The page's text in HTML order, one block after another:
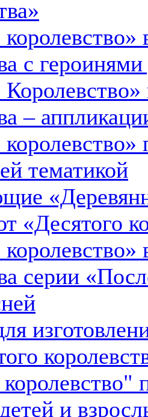
с
–
тематикой
«Десятого
серии
и